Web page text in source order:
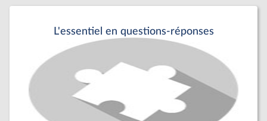
L'essentiel en questions-réponses